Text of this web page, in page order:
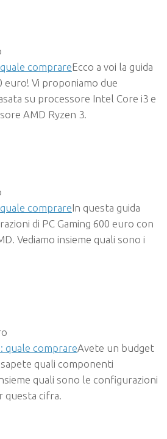
comprareEcco a voi la guida
euro! Vi proponiamo due
su processore Intel Core i3 e
AMD Ryzen 3.
comprareIn questa guida
di PC Gaming 600 euro con
Vediamo insieme quali sono i
quale comprareAvete un budget
quali componenti
quali sono le configurazioni
questa cifra.